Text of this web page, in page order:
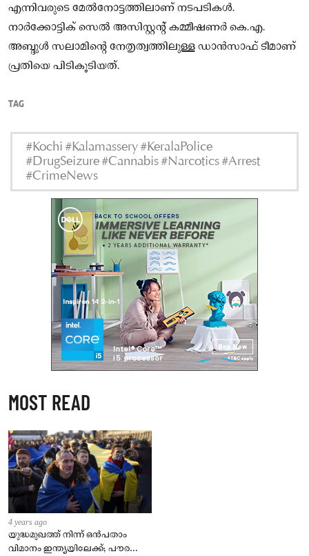
എന്നിവരുടെ മേൽനോട്ടത്തിലാണ് നടപടികൾ.
നാർക്കോട്ടിക് സെൽ അസിസ്റ്റൻ്റ് കമ്മീഷണർ കെ.എ.
അബ്ദുൾ സലാമിന്റെ നേതൃത്വത്തിലുള്ള ഡാൻസാഫ് ടീമാണ്
പ്രതിയെ പിടികൂടിയത്.
TAG
#Kochi #Kalamassery #KeralaPolice
#DrugSeizure #Cannabis #Narcotics #Arrest
#CrimeNews
MOST READ
4 years ago
യുദ്ധമുഖത്ത് നിന്ന് ഒൻപതാം
വിമാനം ഇന്ത്യയിലേക്ക്; പൗരന്മാർ